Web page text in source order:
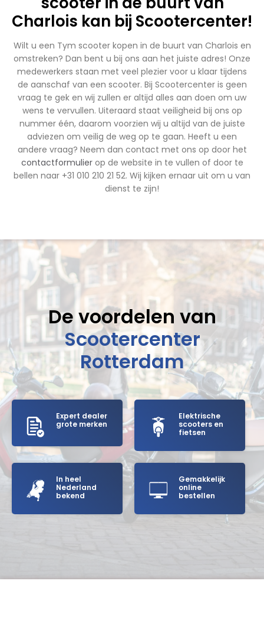
Charlois kan bij Scootercenter!
Wilt u een Tym scooter kopen in de buurt van Charlois en
omstreken? Dan bent u bij ons aan het juiste adres! Onze
medewerkers staan met veel plezier voor u klaar tijdens
de aanschaf van een scooter. Bij Scootercenter is geen
vraag te gek en wij zullen er altijd alles aan doen om uw
wens te vervullen. Uiteraard staat veiligheid bij ons op
nummer één, daarom voorzien wij u altijd van de juiste
adviezen om veilig de weg op te gaan. Heeft u een
andere vraag? Neem dan contact met ons op door het
contactformulierop de website in te vullen of door te
bellen naar +31 010 210 21 52. Wij kijken ernaar uit om u van
dienst te zijn!
De voordelen van
Scootercenter
Rotterdam
Expert dealer
grote merken
Elektrische
scooters en
fietsen
In heel
Nederland
bekend
Gemakkelijk
online
bestellen